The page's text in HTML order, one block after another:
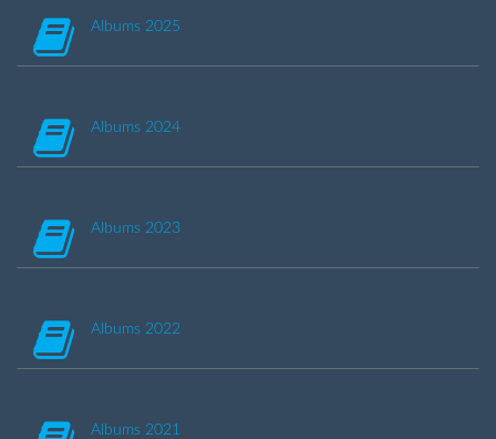
Albums 2025
Albums 2024
Albums 2023
Albums 2022
Albums 2021